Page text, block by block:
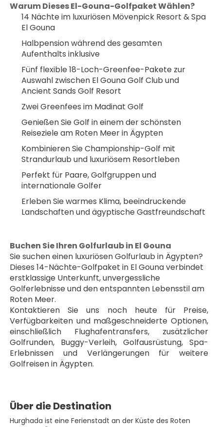
Warum Dieses El-Gouna-Golfpaket Wählen?
14 Nächte im luxuriösen Mövenpick Resort & Spa
El Gouna
Halbpension während des gesamten
Aufenthalts inklusive
Fünf flexible 18-Loch-Greenfee-Pakete zur
Auswahl zwischen El Gouna Golf Club und
Ancient Sands Golf Resort
Zwei Greenfees im Madinat Golf
Genießen Sie Golf in einem der schönsten
Reiseziele am Roten Meer in Ägypten
Kombinieren Sie Championship-Golf mit
Strandurlaub und luxuriösem Resortleben
Perfekt für Paare, Golfgruppen und
internationale Golfer
Erleben Sie warmes Klima, beeindruckende
Landschaften und ägyptische Gastfreundschaft
Buchen Sie Ihren Golfurlaub in El Gouna
Sie suchen einen luxuriösen Golfurlaub in Ägypten?
Dieses 14-Nächte-Golfpaket in El Gouna verbindet
erstklassige Unterkunft, unvergessliche
Golferlebnisse und den entspannten Lebensstil am
Roten Meer.
Kontaktieren Sie uns noch heute für Preise,
Verfügbarkeiten und maßgeschneiderte Optionen,
einschließlich Flughafentransfers, zusätzlicher
Golfrunden, Buggy-Verleih, Golfausrüstung, Spa-
Erlebnissen und Verlängerungen für weitere
Golfreisen in Ägypten.
Über die Destination
Hurghada ist eine Ferienstadt an der Küste des Roten